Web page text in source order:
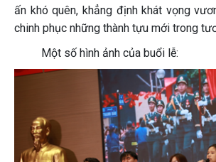
ấn khó quên, khẳng định khát vọng
chinh phục những thành tựu mới trong
Một số hình ảnh của buổi lễ: